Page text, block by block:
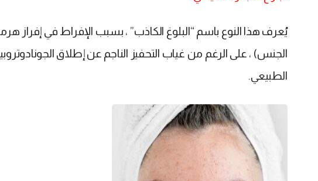
يُعرف هذا النوع باسم “البلوغ الكاذب” ، بسبب الإفراط في
الجنس) ، على الرغم من غياب التحفيز الناجم عن إطلاق
الطبيعي.